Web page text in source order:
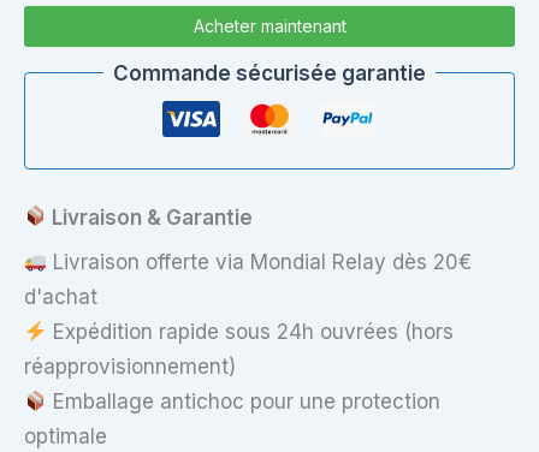
1ACA
Acheter maintenant
Commande sécurisée garantie
Livraison & Garantie
Livraison offerte via Mondial Relay dès 20€
d'achat
Expédition rapide sous 24h ouvrées (hors
réapprovisionnement)
Emballage antichoc pour une protection
optimale